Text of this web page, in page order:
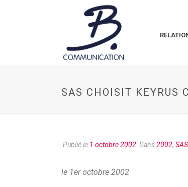
SAS CHOISIT KEYRUS
Publié le 1 octobre 2002 Dans2002, SAS
le 1er octobre 2002